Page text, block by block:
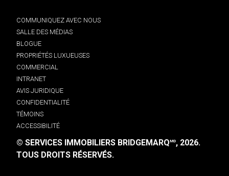
COMMUNIQUEZ AVEC NOUS
SALLE DES MÉDIAS
BLOGUE
PROPRIÉTÉS LUXUEUSES
COMMERCIAL
INTRANET
AVIS JURIDIQUE
CONFIDENTIALITÉ
TÉMOINS
ACCESSIBILITÉ
© SERVICES IMMOBILIERS BRIDGEMARQMD, 2026.
TOUS DROITS RÉSERVÉS.